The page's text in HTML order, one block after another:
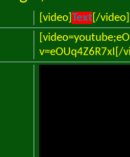
[video] Text[/video]
v=eOUq4Z6R7xI[/